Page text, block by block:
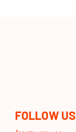
FOLLOW US